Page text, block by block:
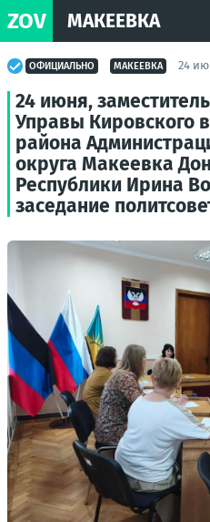
ZOV МАКЕЕВКА
ОФИЦИАЛЬНО МАКЕЕВКА 24
24 июня,
Управы Кировского
района
округа Макеевка
Республики Ирина
заседание